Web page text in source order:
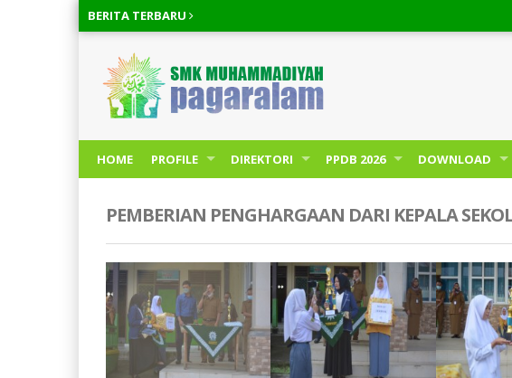
BERITA TERBARU
03
HOME PROFILE DIREKTORI PPDB 2026 DOWNLOAD
PEMBERIAN PENGHARGAAN DARI KEPALA